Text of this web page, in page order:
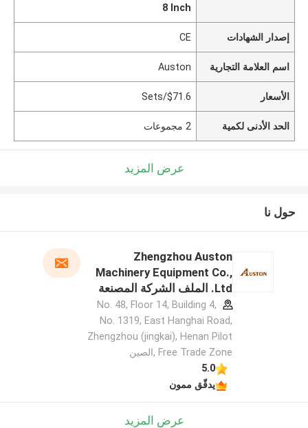
8 Inch
إصدار الشهادات CE
اسم العلامة التجارية Auston
الأسعار $71.6/Sets
الحد الأدنى لكمية 2 مجموعات
عرض المزيد
حول نا
Zhengzhou Auston
Machinery Equipment Co.,
Ltd. الملف الشركة المصنعة
No. 48, Floor 14, Building 4,
No. 1319, East Hanghai Road,
Zhengzhou (jingkai), Henan Pilot
Free Trade Zone ,الصين
5.0
يدقّق ممون
عرض المزيد